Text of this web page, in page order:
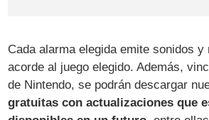
Cada alarma elegida emite sonidos y
acorde al juego elegido. Además,
de Nintendo, se podrán descargar
gratuitas con actualizaciones que